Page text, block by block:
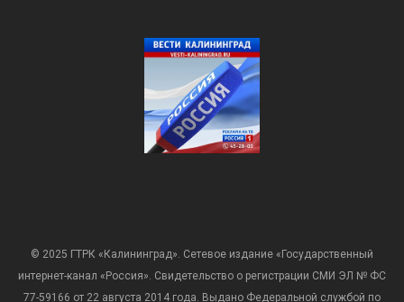
© 2025 ГТРК «Калининград». Сетевое издание «Государственный
интернет-канал «Россия». Свидетельство о регистрации СМИ ЭЛ № ФС
77-59166 от 22 августа 2014 года. Выдано Федеральной службой по